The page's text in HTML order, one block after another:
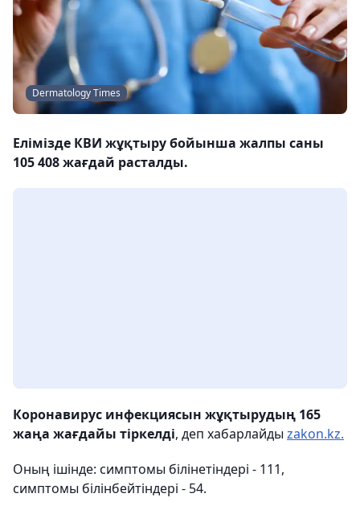
Dermatology Times
Елімізде КВИ жұқтыру бойынша жалпы саны
105 408 жағдай расталды.
Коронавирус инфекциясын жұқтырудың 165
жаңа жағдайы тіркелді, деп хабарлайды zakon.kz.
Оның ішінде: симптомы білінетіндері - 111,
симптомы білінбейтіндері - 54.